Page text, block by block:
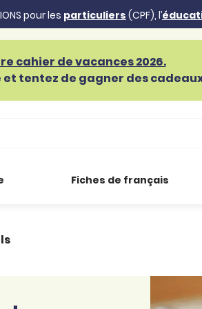
pour les particuliers (CPF), l’
cahier de vacances 2026.
tentez de gagner des cadeaux
Fiches de français